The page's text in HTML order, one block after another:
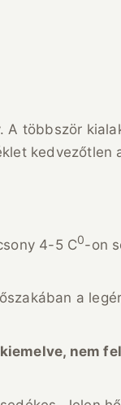
A többször
kedvezőtlen
4-5 C0-on
a
nem